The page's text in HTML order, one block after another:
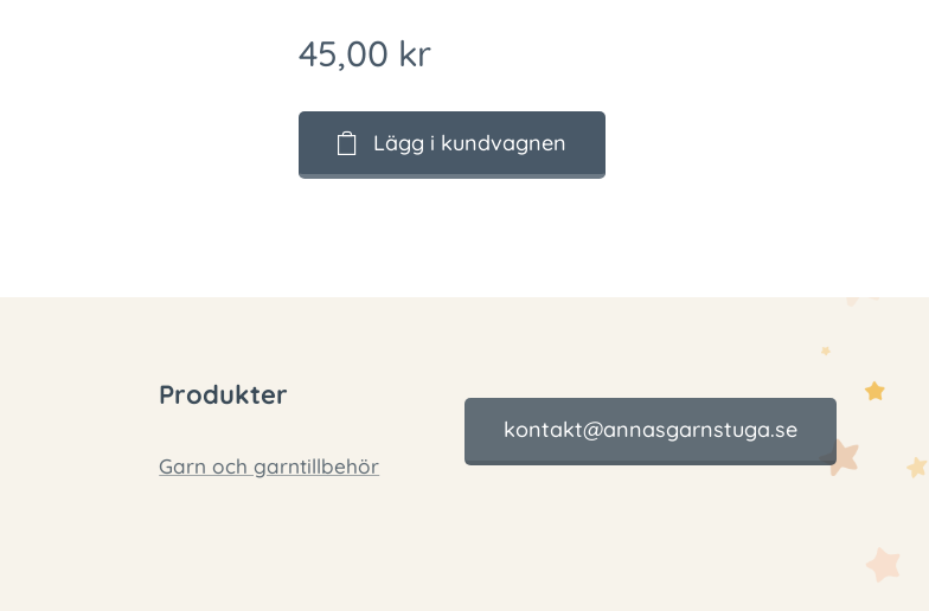
45,00 kr
Lägg i kundvagnen
Produkter
Garn och garntillbehör
kontakt@annasgarnstuga.se